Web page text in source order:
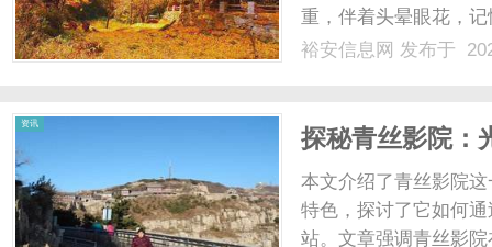
重，伴着头晕眼花，
逢劳累或没睡好，那
裕安信息网 发布于
资讯
探秘青丝影院：
者
本文介绍了青丝影院
特色，探讨了它如何
站。文章强调青丝影